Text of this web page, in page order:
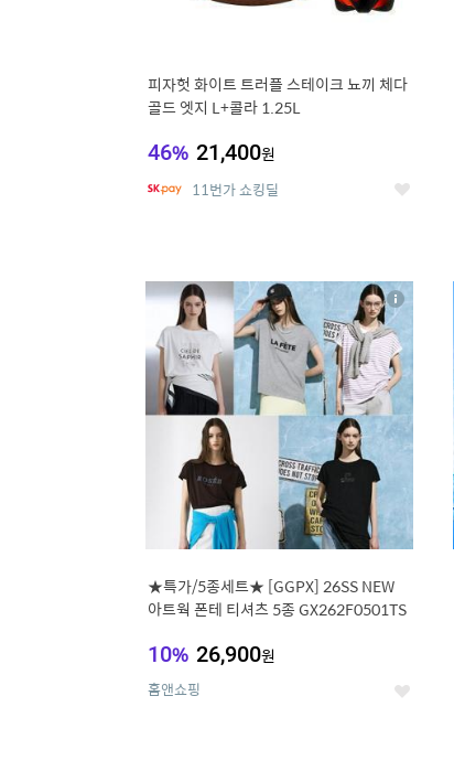
피자헛 화이트 트러플 스테이크 뇨끼 체다
골드 엣지 L+콜라 1.25L
46% 21,400원
11번가 쇼킹딜 좋
17
★특가/5종세트★ [GGPX] 26SS NEW
아트웍 폰테 티셔츠 5종 GX262F0501TS
10% 26,900원
홈앤쇼핑 좋
상
세